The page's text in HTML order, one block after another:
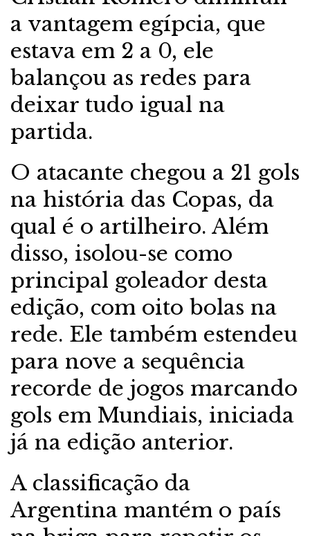
a vantagem egípcia, que
estava em 2 a 0, ele
balançou as redes para
deixar tudo igual na
partida.
O atacante chegou a 21 gols
na história das Copas, da
qual é o artilheiro. Além
disso, isolou-se como
principal goleador desta
edição, com oito bolas na
rede. Ele também estendeu
para nove a sequência
recorde de jogos marcando
gols em Mundiais, iniciada
já na edição anterior.
A classificação da
Argentina mantém o país